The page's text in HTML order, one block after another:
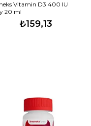
Vitamin D3 400 IU
20 ml
₺159,13